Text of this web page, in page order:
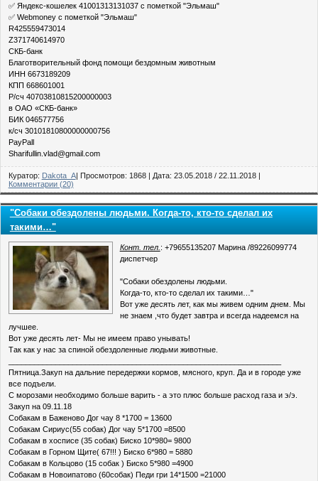
✅ Яндекс-кошелек 41001313131037 с пометкой "Эльмаш"
✅ Webmoney с пометкой "Эльмаш"
R425559473014
Z371740614970
СКБ-банк
Благотворительный фонд помощи бездомным животным
ИНН 6673189209
КПП 668601001
Р/сч 40703810815200000003
в ОАО «СКБ-банк»
БИК 046577756
к/сч 30101810800000000756
PayPall
Sharifullin.vlad@gmail.com
Куратор: Dakota_A| Просмотров: 1868 | Дата: 23.05.2018 / 22.11.2018|
Комментарии (20)
"Собаки обездолены людьми. Когда-то, кто-то сделал их
такими…"
Конт. тел. : +79655135207 Марина /89226099774
диспетчер
"Собаки обездолены людьми.
Когда-то, кто-то сделал их такими…"
Вот уже десять лет, как мы живем одним днем. Мы
не знаем ,что будет завтра и всегда надеемся на
лучшее.
Вот уже десять лет- Мы не имеем право унывать!
Так как у нас за спиной обездоленные людьми животные.
Пятница.Закуп на дальние передержки кормов, мясного, круп. Да и в городе уже
все подъели.
С морозами необходимо больше варить - а это плюс больше расход газа и э/э.
Закуп на 09.11.18
Собакам в Баженово Дог чау 8 *1700 = 13600
Собакам Сириус(55 собак) Дог чау 5*1700 =8500
Собакам в хосписе (35 собак) Биско 10*980= 9800
Собакам в Горном Щите( 67!!! ) Биско 6*980 = 5880
Собакам в Кольцово (15 собак ) Биско 5*980 =4900
Собакам в Новоипатово (60собак) Педи гри 14*1500 =21000